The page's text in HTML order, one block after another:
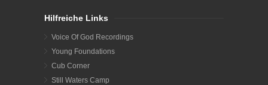
Hilfreiche Links
Voice Of God Recordings
Young Foundations
Cub Corner
Still Waters Camp